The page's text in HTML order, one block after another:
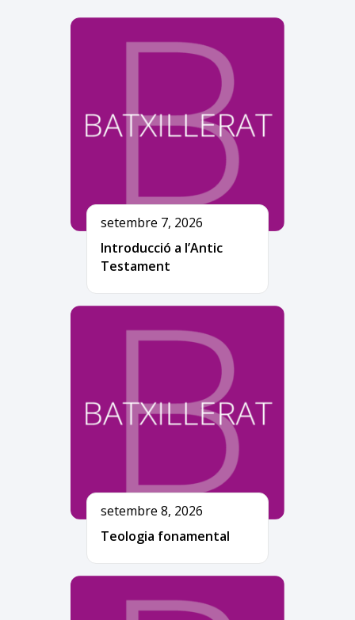
setembre 7, 2026
Introducció a l’Antic
Testament
setembre 8, 2026
Teologia fonamental